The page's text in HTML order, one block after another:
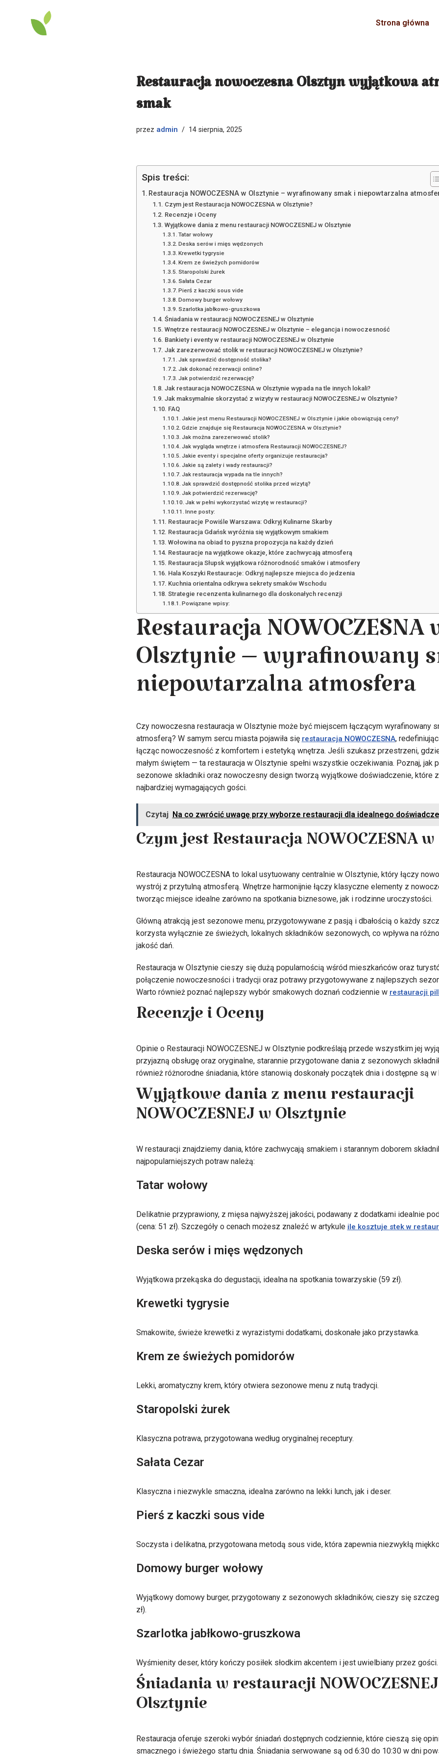
Przejdź
Strona główna
Restauracja nowoczesna Olsztyn wyjątkowa
smak
przez admin 14 sierpnia, 2025
Spis treści:
Restauracja NOWOCZESNA w Olsztynie – wyrafinowany smak i niepowtarzalna
Czym jest Restauracja NOWOCZESNA w Olsztynie?
Recenzje i Oceny
Wyjątkowe dania z menu restauracji NOWOCZESNEJ w Olsztynie
Tatar wołowy
Deska serów i mięs wędzonych
Krewetki tygrysie
Krem ze świeżych pomidorów
Staropolski żurek
Sałata Cezar
Pierś z kaczki sous vide
Domowy burger wołowy
Szarlotka jabłkowo-gruszkowa
Śniadania w restauracji NOWOCZESNEJ w Olsztynie
Wnętrze restauracji NOWOCZESNEJ w Olsztynie – elegancja i nowoczesność
Bankiety i eventy w restauracji NOWOCZESNEJ w Olsztynie
Jak zarezerwować stolik w restauracji NOWOCZESNEJ w Olsztynie?
Jak sprawdzić dostępność stolika?
Jak dokonać rezerwacji online?
Jak potwierdzić rezerwację?
Jak restauracja NOWOCZESNA w Olsztynie wypada na tle innych lokali?
Jak maksymalnie skorzystać z wizyty w restauracji NOWOCZESNEJ w Olsztynie?
FAQ
Jakie jest menu Restauracji NOWOCZESNEJ w Olsztynie i jakie obowiązują ceny?
Gdzie znajduje się Restauracja NOWOCZESNA w Olsztynie?
Jak można zarezerwować stolik?
Jak wygląda wnętrze i atmosfera Restauracji NOWOCZESNEJ?
Jakie eventy i specjalne oferty organizuje restauracja?
Jakie są zalety i wady restauracji?
Jak restauracja wypada na tle innych?
Jak sprawdzić dostępność stolika przed wizytą?
Jak potwierdzić rezerwację?
Jak w pełni wykorzystać wizytę w restauracji?
Inne posty:
Restauracje Powiśle Warszawa: Odkryj Kulinarne Skarby
Restauracja Gdańsk wyróżnia się wyjątkowym smakiem
Wołowina na obiad to pyszna propozycja na każdy dzień
Restauracje na wyjątkowe okazje, które zachwycają atmosferą
Restauracja Słupsk wyjątkowa różnorodność smaków i atmosfery
Hala Koszyki Restauracje: Odkryj najlepsze miejsca do jedzenia
Kuchnia orientalna odkrywa sekrety smaków Wschodu
Strategie recenzenta kulinarnego dla doskonałych recenzji
Powiązane wpisy:
Restauracja NOWOCZESNA
Olsztynie – wyrafinowany
niepowtarzalna atmosfera
Czy nowoczesna restauracja w Olsztynie może być miejscem łączącym wyrafinowany
atmosferą? W samym sercu miasta pojawiła się restauracja NOWOCZESNA,
łącząc nowoczesność z komfortem i estetyką wnętrza. Jeśli szukasz przestrzeni,
małym świętem — ta restauracja w Olsztynie spełni wszystkie oczekiwania. Poznaj, jak
sezonowe składniki oraz nowoczesny design tworzą wyjątkowe doświadczenie, które
najbardziej wymagających gości.
Czytaj Na co zwrócić uwagę przy wyborze restauracji dla idealnego
Czym jest Restauracja NOWOCZESNA
Restauracja NOWOCZESNA to lokal usytuowany centralnie w Olsztynie, który łączy
wystrój z przytulną atmosferą. Wnętrze harmonijnie łączy klasyczne elementy z
tworząc miejsce idealne zarówno na spotkania biznesowe, jak i rodzinne uroczystości.
Główną atrakcją jest sezonowe menu, przygotowywane z pasją i dbałością o każdy
korzysta wyłącznie ze świeżych, lokalnych składników sezonowych, co wpływa na
jakość dań.
Restauracja w Olsztynie cieszy się dużą popularnością wśród mieszkańców oraz
połączenie nowoczesności i tradycji oraz potrawy przygotowywane z najlepszych
Warto również poznać najlepszy wybór smakowych doznań codziennie w restauracji
Recenzje i Oceny
Opinie o Restauracji NOWOCZESNEJ w Olsztynie podkreślają przede wszystkim jej
przyjazną obsługę oraz oryginalne, starannie przygotowane dania z sezonowych
również różnorodne śniadania, które stanowią doskonały początek dnia i dostępne są w
Wyjątkowe dania z menu restauracji
NOWOCZESNEJ w Olsztynie
W restauracji znajdziemy dania, które zachwycają smakiem i starannym doborem
najpopularniejszych potraw należą:
Tatar wołowy
Delikatnie przyprawiony, z mięsa najwyższej jakości, podawany z dodatkami idealnie
(cena: 51 zł). Szczegóły o cenach możesz znaleźć w artykule ile kosztuje stek w
Deska serów i mięs wędzonych
Wyjątkowa przekąska do degustacji, idealna na spotkania towarzyskie (59 zł).
Krewetki tygrysie
Smakowite, świeże krewetki z wyrazistymi dodatkami, doskonałe jako przystawka.
Krem ze świeżych pomidorów
Lekki, aromatyczny krem, który otwiera sezonowe menu z nutą tradycji.
Staropolski żurek
Klasyczna potrawa, przygotowana według oryginalnej receptury.
Sałata Cezar
Klasyczna i niezwykle smaczna, idealna zarówno na lekki lunch, jak i deser.
Pierś z kaczki sous vide
Soczysta i delikatna, przygotowana metodą sous vide, która zapewnia niezwykłą
Domowy burger wołowy
Wyjątkowy domowy burger, przygotowany z sezonowych składników, cieszy się
zł).
Szarlotka jabłkowo-gruszkowa
Wyśmienity deser, który kończy posiłek słodkim akcentem i jest uwielbiany przez gości.
Śniadania w restauracji
Olsztynie
Restauracja oferuje szeroki wybór śniadań dostępnych codziennie, które cieszą się
smacznego i świeżego startu dnia. Śniadania serwowane są od 6:30 do 10:30 w dni